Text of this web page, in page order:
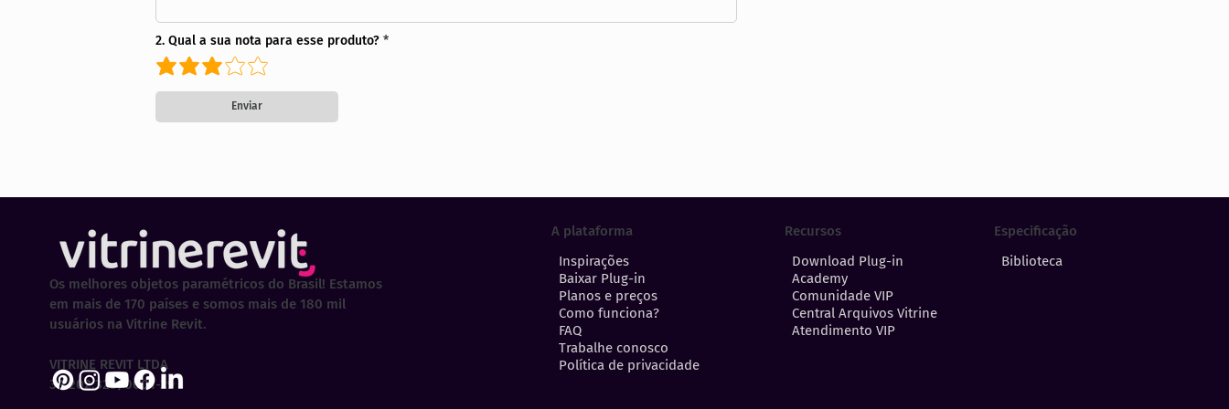
2. Qual a sua nota para esse produto?
Enviar
A plataforma
Inspirações
Baixar Plug-in
Planos e preços
Como funciona?
FAQ
Trabalhe conosco
Política de privacidade
Recursos
Download Plug-in
Academy
Comunidade VIP
Central Arquivos Vitrine
Atendimento VIP
Especificação
Biblioteca
Os melhores objetos paramétricos do Brasil! Estamos
em mais de 170 países e somos mais de 180 mil
usuários na Vitrine Revit.
VITRINE REVIT LTDA
30.202.323/0001-29